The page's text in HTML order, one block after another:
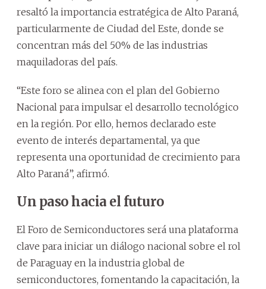
resaltó la importancia estratégica de Alto Paraná,
particularmente de Ciudad del Este, donde se
concentran más del 50% de las industrias
maquiladoras del país.
“Este foro se alinea con el plan del Gobierno
Nacional para impulsar el desarrollo tecnológico
en la región. Por ello, hemos declarado este
evento de interés departamental, ya que
representa una oportunidad de crecimiento para
Alto Paraná”, afirmó.
Un paso hacia el futuro
El Foro de Semiconductores será una plataforma
clave para iniciar un diálogo nacional sobre el rol
de Paraguay en la industria global de
semiconductores, fomentando la capacitación, la